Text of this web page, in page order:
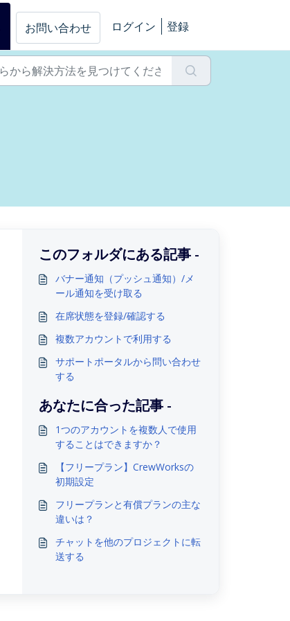
お問い合わせ ログイン 登録
このフォルダにある記事 -
バナー通知（プッシュ通知）/メ
ール通知を受け取る
在席状態を登録/確認する
複数アカウントで利用する
サポートポータルから問い合わせ
する
あなたに合った記事 -
1つのアカウントを複数人で使用
することはできますか？
【フリープラン】CrewWorksの
初期設定
フリープランと有償プランの主な
違いは？
チャットを他のプロジェクトに転
送する